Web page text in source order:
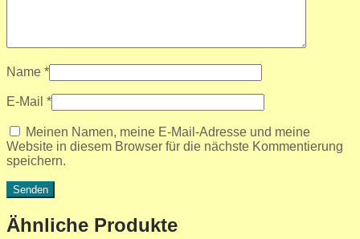
Name *
E-Mail *
Meinen Namen, meine E-Mail-Adresse und meine
Website in diesem Browser für die nächste Kommentierung
speichern.
Ähnliche Produkte